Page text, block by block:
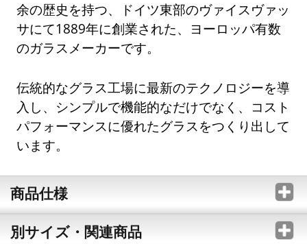
余の歴史を持つ、ドイツ東部のヴァイスヴァッ
サにて1889年に創業された、ヨーロッパ有数
のガラスメーカーです。
伝統的なグラス工場に最新のテクノロジーを導
入し、シンプルで機能的なだけでなく、コスト
パフォーマンスに優れたグラスをつくり出して
います。
商品仕様
別サイズ・関連商品